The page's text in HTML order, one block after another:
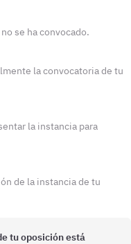
se ha convocado.
la convocatoria de tu
la instancia para
de la instancia de tu
tu oposición está